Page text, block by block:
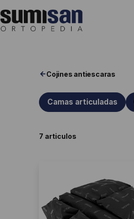
al
contenido
Cojines antiescaras
Camas articuladas
7 articulos
producto
tiene